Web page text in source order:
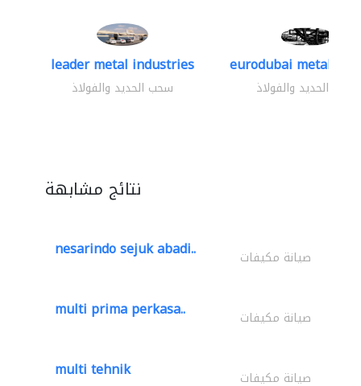
leader metal industries
سحب الحديد والفولاذ
eurodubai metal
سحب الحديد والفولاذ
نتائج مشابهة
nesarindo sejuk abadi.. صيانة مكيفات
multi prima perkasa.. صيانة مكيفات
multi tehnik صيانة مكيفات